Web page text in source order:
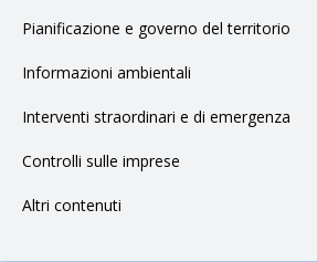
Pianificazione e governo del territorio
Informazioni ambientali
Interventi straordinari e di emergenza
Controlli sulle imprese
Altri contenuti